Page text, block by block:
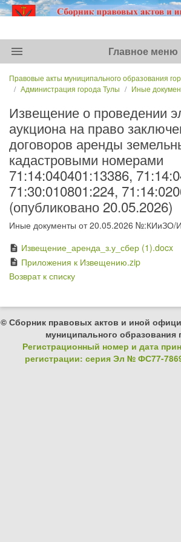
menu Главное меню
Правовые акты муниципального образования
Администрация города Тулы
Иные
Извещение о проведении
аукциона на право
договоров аренды
кадастровыми номерами
71:14:040401:13386,
71:30:010801:224,
(опубликовано 20.05.2026)
Иные документы от 20.05.2026 №:КИиЗО/
description Извещение_аренда_з.у_сбер (1).docx
description Приложения к Извещению.zip
Возврат к списку
© Сборник правовых актов и иной
муниципального образования
Регистрационный номер и дата
регистрации: серия Эл № ФС77-